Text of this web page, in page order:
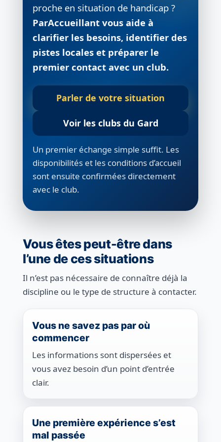
proche en situation de handicap ?
ParAccueillant vous aide à
clarifier les besoins, identifier des
pistes locales et préparer le
premier contact avec un club.
Parler de votre situation
Voir les clubs du Gard
Un premier échange simple suffit. Les
disponibilités et les conditions d’accueil
sont ensuite confirmées directement
avec le club.
Vous êtes peut-être dans
l’une de ces situations
Il n’est pas nécessaire de connaître déjà la
discipline ou le type de structure à contacter.
Vous ne savez pas par où
commencer
Les informations sont dispersées et
vous avez besoin d’un point d’entrée
clair.
Une première expérience s’est
mal passée